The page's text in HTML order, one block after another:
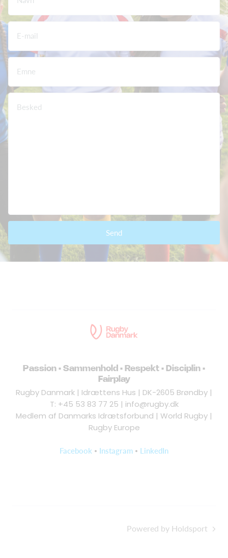
E-mail
Emne
Besked
Send
Passion • Sammenhold • Respekt • Disciplin •
Fairplay
Rugby Danmark | Idrættens Hus | DK-2605 Brøndby |
T: +45 53 83 77 25 | info@rugby.dk
Medlem af Danmarks Idrætsforbund | World Rugby |
Rugby Europe
Facebook • Instagram • LinkedIn
Powered by Holdsport